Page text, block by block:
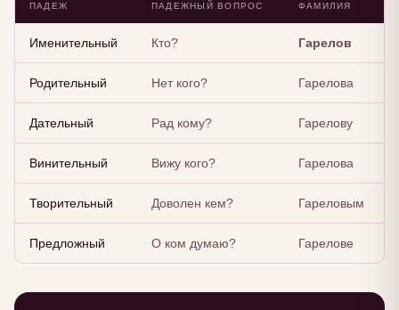
ПАДЕЖ ПАДЕЖНЫЙ ВОПРОС ФАМИЛИЯ
Именительный Кто? Гарелов
Родительный Нет кого? Гарелова
Дательный Рад кому? Гарелову
Винительный Вижу кого? Гарелова
Творительный Доволен кем? Гареловым
Предложный О ком думаю? Гарелове